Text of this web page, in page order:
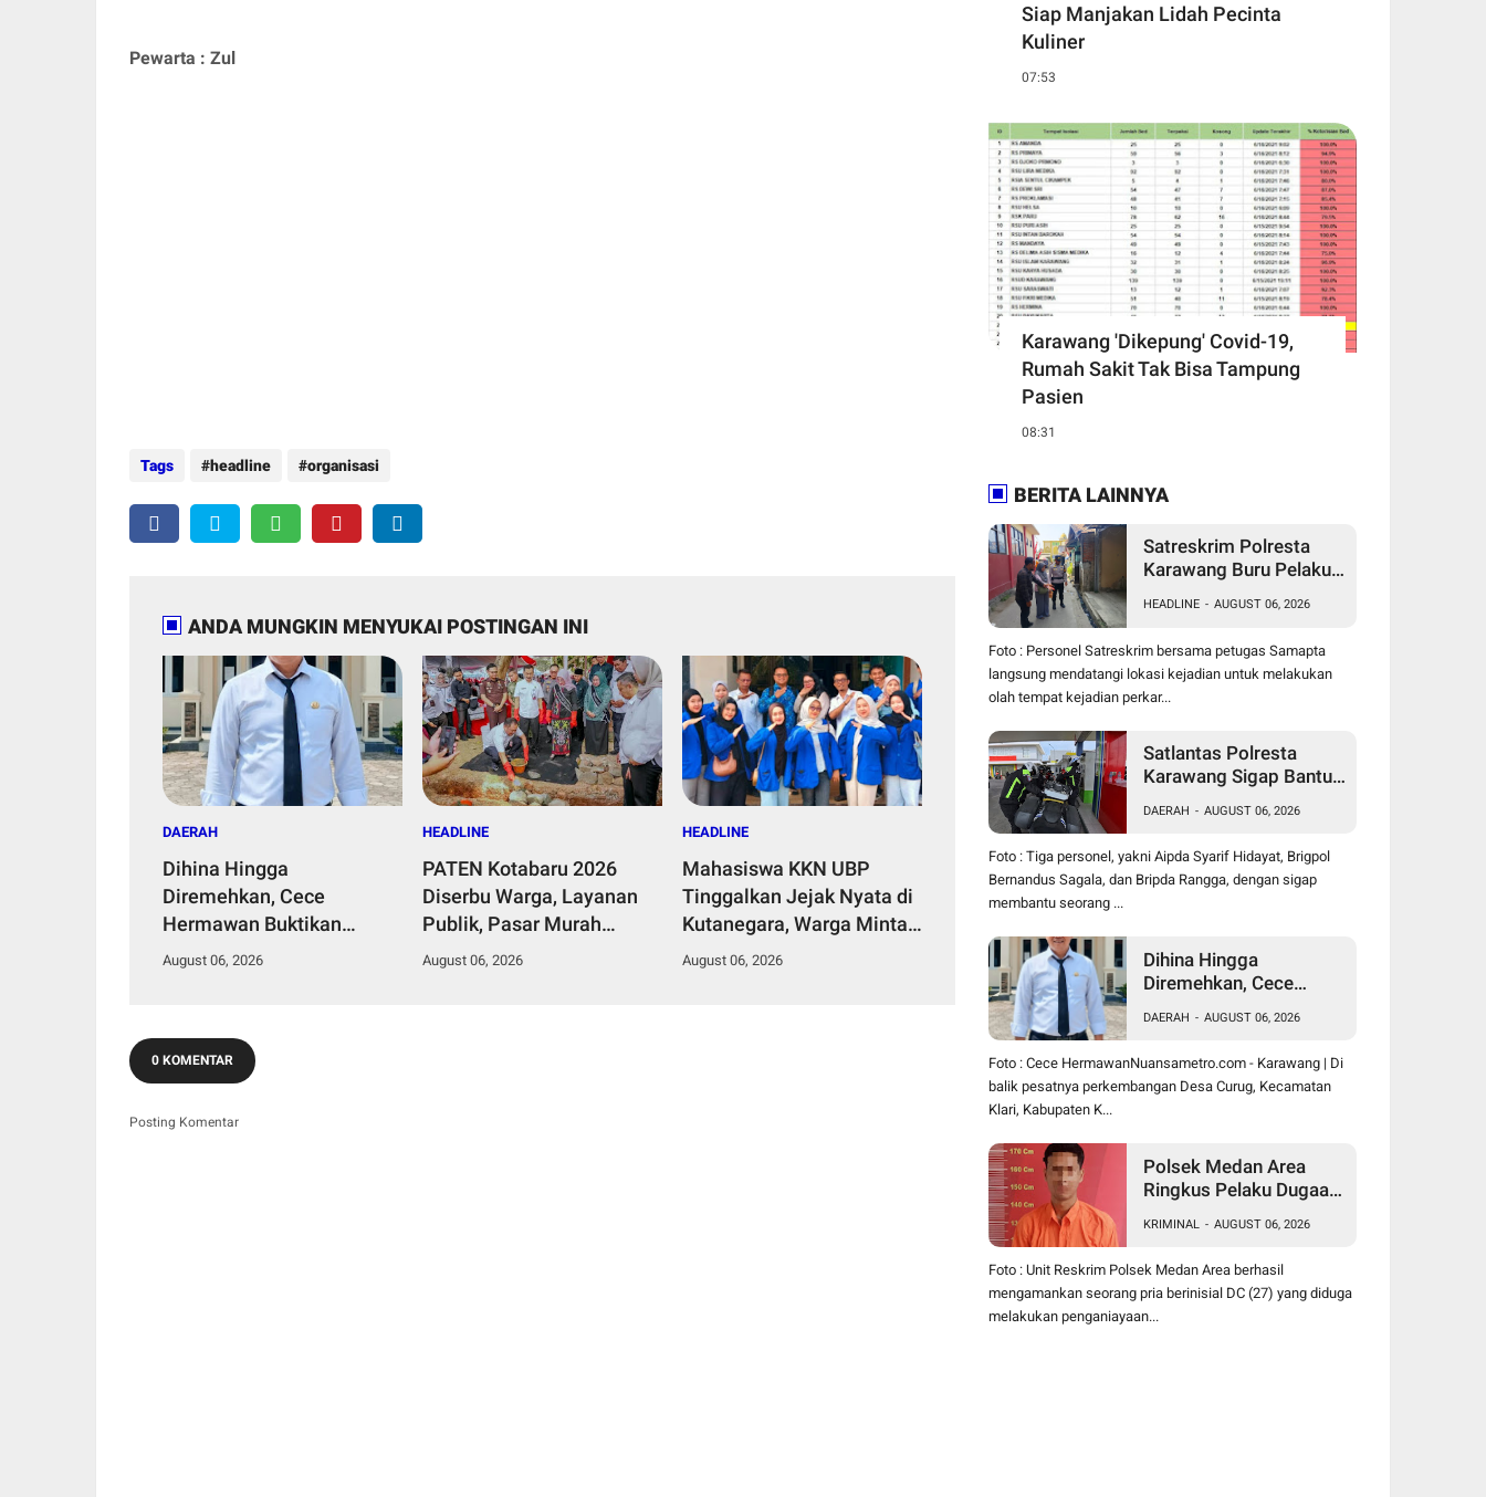
Pewarta : Zul
Tags headline organisasi
ANDA MUNGKIN MENYUKAI POSTINGAN INI
DAERAH
Dihina Hingga
Diremehkan, Cece
Hermawan Buktikan
Kepemimpinan Humanis
August 06, 2026
HEADLINE
PATEN Kotabaru 2026
Diserbu Warga, Layanan
Publik, Pasar Murah
Hingga Groundbreaking TK
August 06, 2026
HEADLINE
Mahasiswa KKN UBP
Tinggalkan Jejak Nyata di
Kutanegara, Warga Minta
Masa Pengabdian
August 06, 2026
0 KOMENTAR
Posting Komentar
Siap Manjakan Lidah Pecinta
Kuliner
07:53
Karawang 'Dikepung' Covid-19,
Rumah Sakit Tak Bisa Tampung
Pasien
08:31
BERITA LAINNYA
Satreskrim Polresta
Karawang Buru Pelaku
Palumbonsari I, Korban
Rugi Rp19 Juta
HEADLINE - AUGUST 06, 2026
Foto : Personel Satreskrim bersama petugas Samapta
langsung mendatangi lokasi kejadian untuk melakukan
olah tempat kejadian perkar...
Satlantas Polresta
Karawang Sigap Bantu
Mogok, Polisi Humanis
Tuai Apresiasi
DAERAH - AUGUST 06, 2026
Foto : Tiga personel, yakni Aipda Syarif Hidayat, Brigpol
Bernandus Sagala, dan Bripda Rangga, dengan sigap
membantu seorang ...
Dihina Hingga
Diremehkan, Cece
Kepemimpinan
Humanis Bangun Desa
Curug
DAERAH - AUGUST 06, 2026
Foto : Cece HermawanNuansametro.com - Karawang | Di
balik pesatnya perkembangan Desa Curug, Kecamatan
Klari, Kabupaten K...
Polsek Medan Area
Ringkus Pelaku Dugaan
Depan SPBU Jalan
Denai, Korban Alami
Luka Memar
KRIMINAL - AUGUST 06, 2026
Foto : Unit Reskrim Polsek Medan Area berhasil
mengamankan seorang pria berinisial DC (27) yang diduga
melakukan penganiayaan...